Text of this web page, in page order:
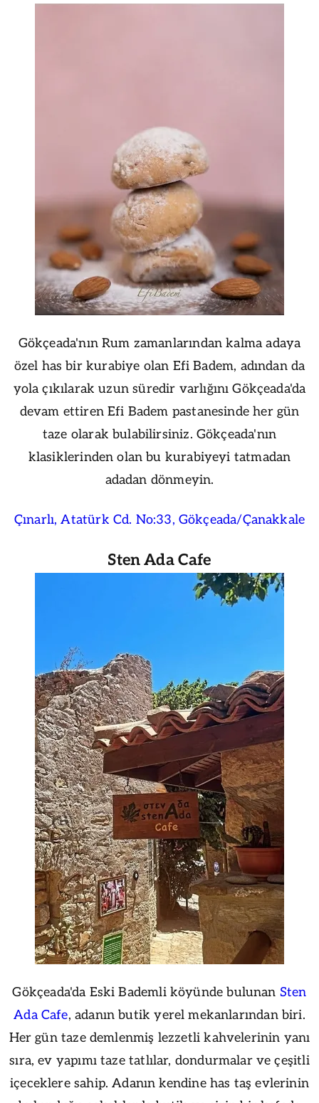
Gökçeada'nın Rum zamanlarından kalma adaya
özel has bir kurabiye olan Efi Badem, adından da
yola çıkılarak uzun süredir varlığını Gökçeada'da
devam ettiren Efi Badem pastanesinde her gün
taze olarak bulabilirsiniz. Gökçeada'nın
klasiklerinden olan bu kurabiyeyi tatmadan
adadan dönmeyin.
Çınarlı, Atatürk Cd. No:33, Gökçeada/Çanakkale
Sten Ada Cafe
Gökçeada'da Eski Bademli köyünde bulunan Sten
Ada Cafe, adanın butik yerel mekanlarından biri.
Her gün taze demlenmiş lezzetli kahvelerinin yanı
sıra, ev yapımı taze tatlılar, dondurmalar ve çeşitli
içeceklere sahip. Adanın kendine has taş evlerinin